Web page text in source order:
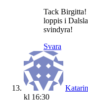
Tack
loppis i
svindyra!
Svara
kl 16:30